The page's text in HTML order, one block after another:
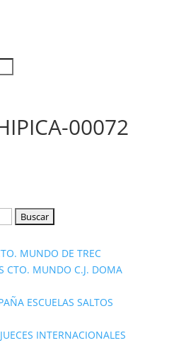
00072
MUNDO DE TREC
CTO. MUNDO C.J. DOMA
ESCUELAS SALTOS
INTERNACIONALES